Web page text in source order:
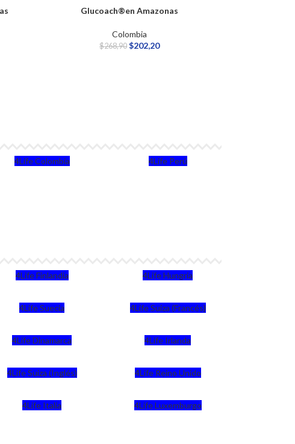
Glucoach®en Amazonas
Colombia
$268,90 $202,20
4Life Colombia 4Life Perú
4Life Finlandia 4Life Hungria
4Life Suecia 4Life Suiza (Francés)
4Life Dinamarca 4Life Irlanda
4Life Suiza (Inglés) 4Life Reino Unido
4Life Italia 4Life Luxemburgo